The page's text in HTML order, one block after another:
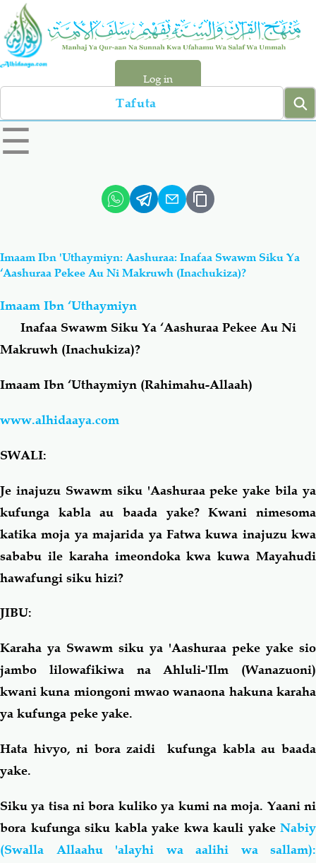
Skip
main
content
Log in
Search
left
sidebar
☰
Hadiyth
Aqiydah Manhaj
Shirki & Kufru
Salaf Wa Ummah
Duaa-Adhkaar
Familia-Jamii Maswali-Majibu
Chemsha Bongo Vitabu
Mapishi
Imaam Ibn 'Uthaymiyn: Aashuraa: Inafaa Swawm Siku Ya
‘Aashuraa Pekee Au Ni Makruwh (Inachukiza)?
Imaam Ibn ‘Uthaymiyn
Inafaa Swawm Siku Ya ‘Aashuraa Pekee Au Ni
Makruwh (Inachukiza)?
Imaam Ibn ‘Uthaymiyn (Rahimahu-Allaah)
www.alhidaaya.com
SWALI:
Je inajuzu Swawm siku 'Aashuraa peke yake bila ya
kufunga kabla au baada yake? Kwani nimesoma
katika moja ya majarida ya Fatwa kuwa inajuzu kwa
sababu ile karaha imeondoka kwa kuwa Mayahudi
hawafungi siku hizi?
JIBU:
Karaha ya Swawm siku ya 'Aashuraa peke yake sio
jambo lilowafikiwa na Ahluli-'Ilm (Wanazuoni)
kwani kuna miongoni mwao wanaona hakuna karaha
ya kufunga peke yake.
Hata hivyo, ni bora zaidi kufunga kabla au baada
yake.
Siku ya tisa ni bora kuliko ya kumi na moja. Yaani ni
bora kufunga siku kabla yake kwa kauli yake Nabiy
(Swalla Allaahu 'alayhi wa aalihi wa sallam):